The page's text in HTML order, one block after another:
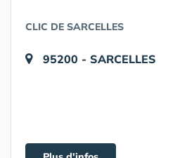
CLIC DE SARCELLES
95200 - SARCELLES